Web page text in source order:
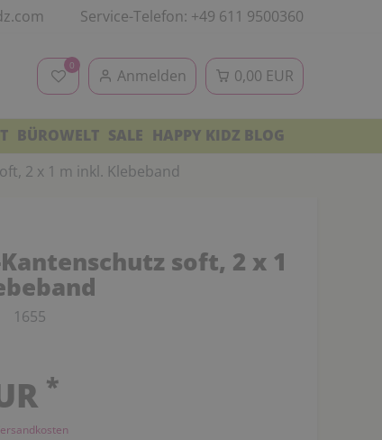
Service-Telefon: +49 611 9500360
0
Anmelden 0,00 EUR
BÜROWELT SALE HAPPY KIDZ BLOG
2 x 1 m inkl. Klebeband
soft, 2 x 1
1655
*